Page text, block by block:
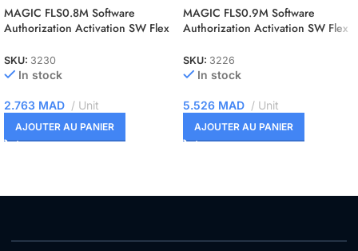
MAGIC FLS0.8M Software
Authorization Activation SW Flex
SKU: 3230
In stock
2.763 MAD Unit
AJOUTER AU PANIER
MAGIC FLS0.9M Software
Authorization Activation SW Flex
SKU: 3226
In stock
5.526 MAD Unit
AJOUTER AU PANIER